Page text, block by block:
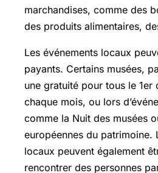
marchandises, comme des
des produits alimentaires,
Les événements locaux
payants. Certains musées,
une gratuité pour tous le 1er
chaque mois, ou lors
comme la Nuit des musées
européennes du patrimoine.
locaux peuvent également
rencontrer des personnes